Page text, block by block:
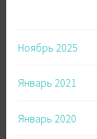
Ноябрь 2025
Январь 2021
Январь 2020